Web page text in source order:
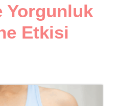
Yorgunluk
Etkisi